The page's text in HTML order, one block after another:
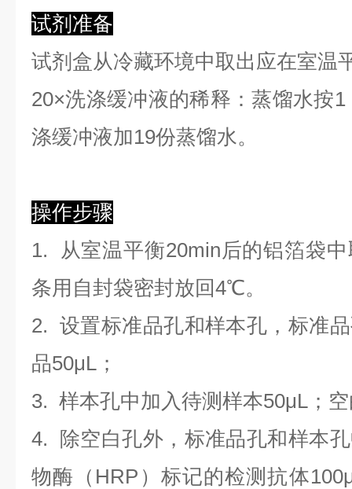
试剂准备
试剂盒从冷藏环境中取出应在室温
20×洗涤缓冲液的稀释：蒸馏水按
涤缓冲液加19份蒸馏水。
操作步骤
1. 从室温平衡20min后的铝箔袋
条用自封袋密封放回4℃。
2. 设置标准品孔和样本孔，标准
品50μL；
3. 样本孔中加 入待测样本50μL；
4.
除空白孔外，标准品孔和样本
物酶（HRP）标记的检测抗体